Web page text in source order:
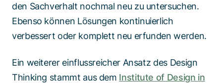
den Sachverhalt nochmal neu zu untersuchen.
Ebenso können Lösungen kontinuierlich
verbessert oder komplett neu erfunden werden.
Ein weiterer einflussreicher Ansatz des Design
Thinking stammt aus dem Institute of Design in